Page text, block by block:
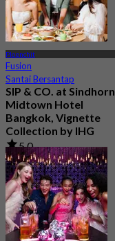
Ploenchit
Fusion
Santai Bersantap
SIP & CO. at Sindhorn
Midtown Hotel
Bangkok, Vignette
Collection by IHG
5.0
29 telah dipesan
Dari฿ 496.66